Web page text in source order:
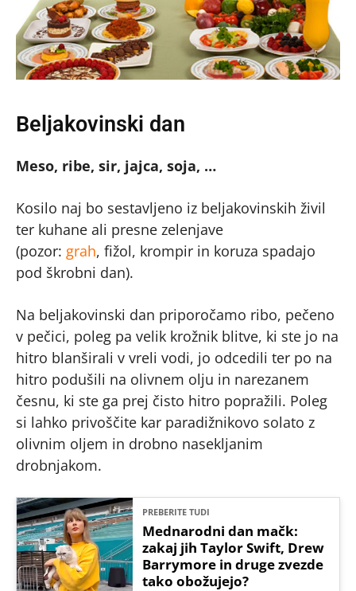
Beljakovinski dan
Meso, ribe, sir, jajca, soja, …
Kosilo naj bo sestavljeno iz beljakovinskih živil
ter kuhane ali presne zelenjave
(pozor: grah, fižol, krompir in koruza spadajo
pod škrobni dan).
Na beljakovinski dan priporočamo ribo, pečeno
v pečici, poleg pa velik krožnik blitve, ki ste jo na
hitro blanširali v vreli vodi, jo odcedili ter po na
hitro podušili na olivnem olju in narezanem
česnu, ki ste ga prej čisto hitro popražili. Poleg
si lahko privoščite kar paradižnikovo solato z
olivnim oljem in drobno nasekljanim
drobnjakom.
PREBERITE TUDI
Mednarodni dan mačk:
zakaj jih Taylor Swift, Drew
Barrymore in druge zvezde
tako obožujejo?